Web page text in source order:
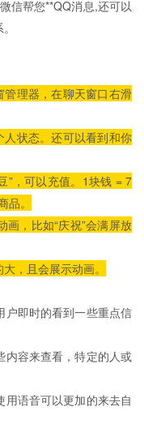
信帮您**QQ消息,还可以
管理器，在聊天窗口右滑
人状态。还可以看到和你
”，可以充值。1块钱 = 7
。
，比如“庆祝”会满屏放
，且会展示动画。
户即时的看到一些重点信
内容来查看，特定的人或
语音可以更加的来去自